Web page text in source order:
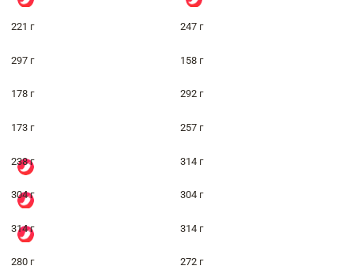
221 г 247 г
297 г 158 г
178 г 292 г
173 г 257 г
238 г 314 г
304 г 304 г
314 г 314 г
280 г 272 г